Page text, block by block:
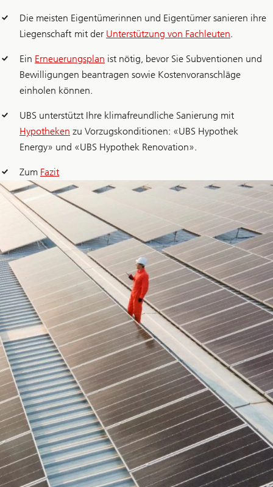
Die meisten Eigentümerinnen und Eigentümer sanieren ihre
Liegenschaft mit der Unterstützung von Fachleuten.
Ein Erneuerungsplan ist nötig, bevor Sie Subventionen und
Bewilligungen beantragen sowie Kostenvoranschläge
einholen können.
UBS unterstützt Ihre klimafreundliche Sanierung mit
Hypotheken zu Vorzugskonditionen: «UBS Hypothek
Energy» und «UBS Hypothek Renovation».
Zum Fazit